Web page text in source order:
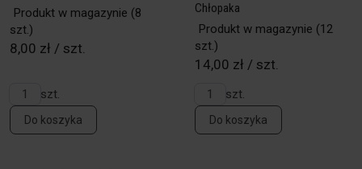
Produkt w magazynie (8
szt.)
8,00 zł / szt.
szt.
Do koszyka
Chłopaka
Produkt w magazynie (12
szt.)
14,00 zł / szt.
szt.
Do koszyka